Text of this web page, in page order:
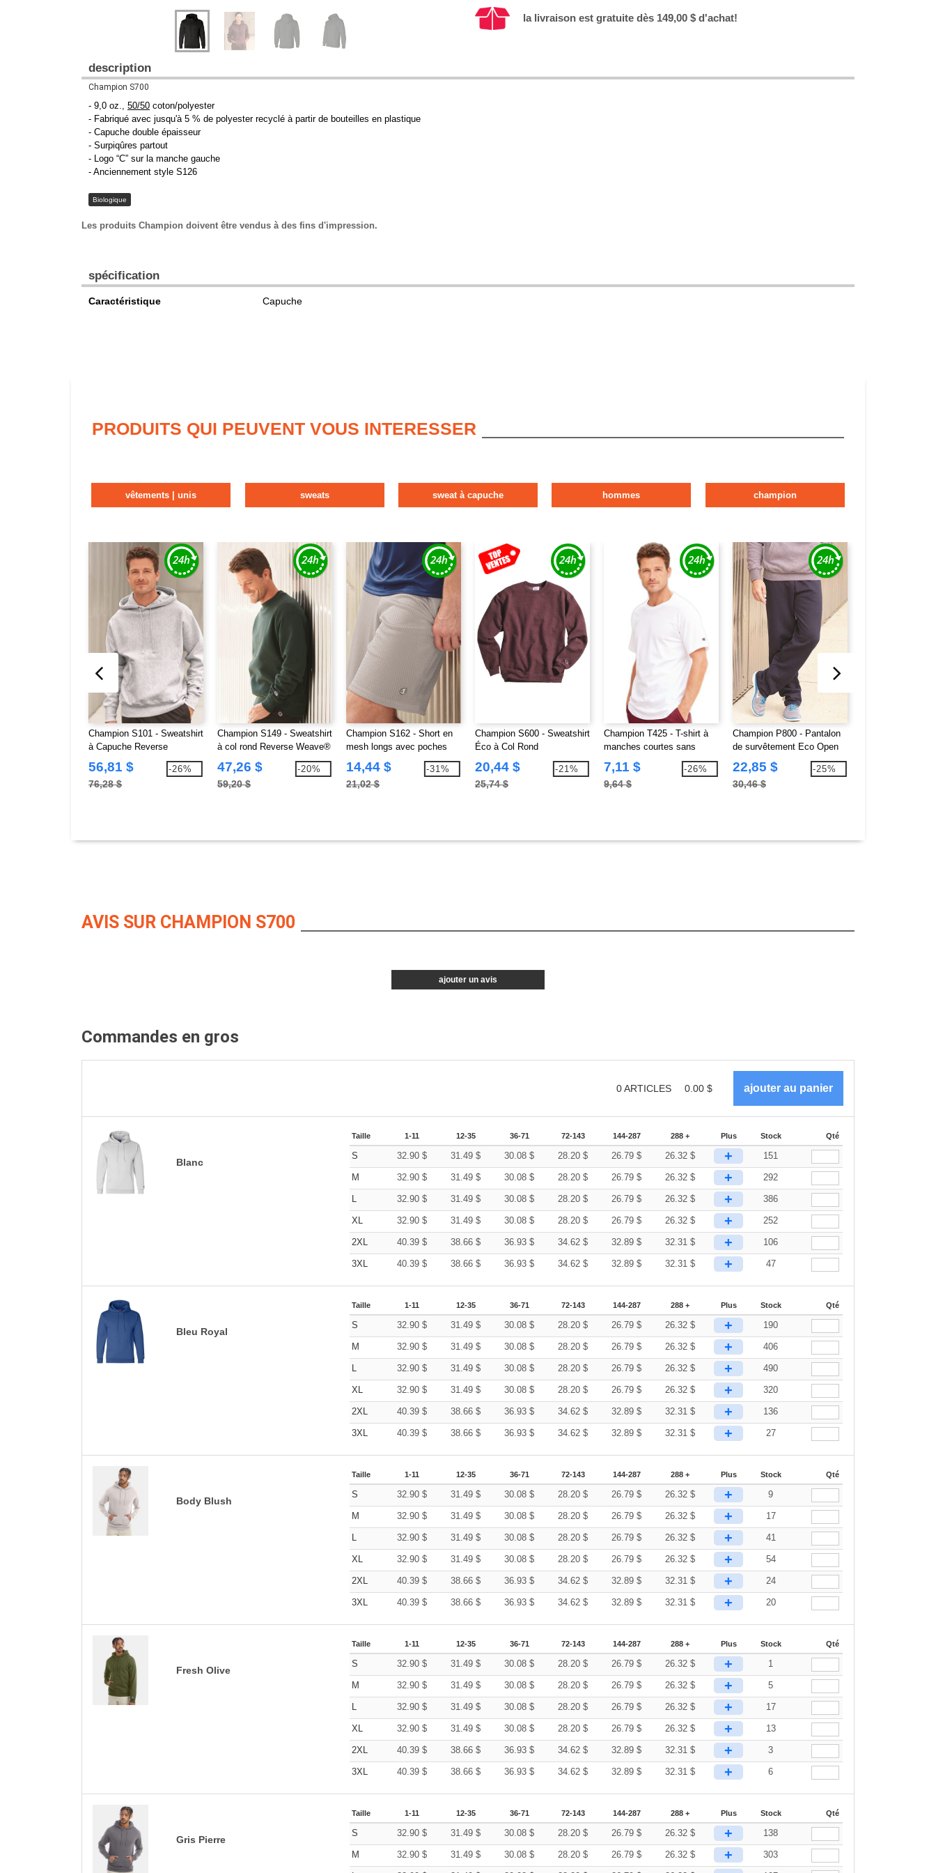
la livraison est gratuite dès 149,00 $ d'achat!
description
Champion S700
- 9,0 oz., 50/50 coton/polyester
- Fabriqué avec jusqu'à 5 % de polyester recyclé à partir de bouteilles en plastique
- Capuche double épaisseur
- Surpiqûres partout
- Logo “C” sur la manche gauche
- Anciennement style S126
Biologique
Les produits Champion doivent être vendus à des fins d'impression.
spécification
Caractéristique Capuche
PRODUITS QUI PEUVENT VOUS INTERESSER
vêtements | unis sweats sweat à capuche hommes champion
Champion S101 - Sweatshirt
à Capuche Reverse
Weave®
56,81 $
76,28 $
-26%
Champion S149 - Sweatshirt
à col rond Reverse Weave®
47,26 $
59,20 $
-20%
Champion S162 - Short en
mesh longs avec poches
14,44 $
21,02 $
-31%
Champion S600 - Sweatshirt
Éco à Col Rond
20,44 $
25,74 $
-21%
Champion T425 - T-shirt à
manches courtes sans
étiquette
7,11 $
9,64 $
-26%
Champion P800 - Pantalon
de survêtement Eco Open
Bottom avec poches
22,85 $
30,46 $
-25%
AVIS SUR CHAMPION S700
ajouter un avis
Commandes en gros
0ARTICLES 0.00 $
Blanc
Taille 1-11 12-35 36-71 72-143 144-287 288 + Plus Stock Qté
S 32.90$ 31.49$ 30.08$ 28.20$ 26.79$ 26.32$ + 151
M 32.90$ 31.49$ 30.08$ 28.20$ 26.79$ 26.32$ + 292
L 32.90$ 31.49$ 30.08$ 28.20$ 26.79$ 26.32$ + 386
XL 32.90$ 31.49$ 30.08$ 28.20$ 26.79$ 26.32$ + 252
2XL 40.39$ 38.66$ 36.93$ 34.62$ 32.89$ 32.31$ + 106
3XL 40.39$ 38.66$ 36.93$ 34.62$ 32.89$ 32.31$ + 47
Bleu Royal
Taille 1-11 12-35 36-71 72-143 144-287 288 + Plus Stock Qté
S 32.90$ 31.49$ 30.08$ 28.20$ 26.79$ 26.32$ + 190
M 32.90$ 31.49$ 30.08$ 28.20$ 26.79$ 26.32$ + 406
L 32.90$ 31.49$ 30.08$ 28.20$ 26.79$ 26.32$ + 490
XL 32.90$ 31.49$ 30.08$ 28.20$ 26.79$ 26.32$ + 320
2XL 40.39$ 38.66$ 36.93$ 34.62$ 32.89$ 32.31$ + 136
3XL 40.39$ 38.66$ 36.93$ 34.62$ 32.89$ 32.31$ + 27
Body Blush
Taille 1-11 12-35 36-71 72-143 144-287 288 + Plus Stock Qté
S 32.90$ 31.49$ 30.08$ 28.20$ 26.79$ 26.32$ + 9
M 32.90$ 31.49$ 30.08$ 28.20$ 26.79$ 26.32$ + 17
L 32.90$ 31.49$ 30.08$ 28.20$ 26.79$ 26.32$ + 41
XL 32.90$ 31.49$ 30.08$ 28.20$ 26.79$ 26.32$ + 54
2XL 40.39$ 38.66$ 36.93$ 34.62$ 32.89$ 32.31$ + 24
3XL 40.39$ 38.66$ 36.93$ 34.62$ 32.89$ 32.31$ + 20
Fresh Olive
Taille 1-11 12-35 36-71 72-143 144-287 288 + Plus Stock Qté
S 32.90$ 31.49$ 30.08$ 28.20$ 26.79$ 26.32$ + 1
M 32.90$ 31.49$ 30.08$ 28.20$ 26.79$ 26.32$ + 5
L 32.90$ 31.49$ 30.08$ 28.20$ 26.79$ 26.32$ + 17
XL 32.90$ 31.49$ 30.08$ 28.20$ 26.79$ 26.32$ + 13
2XL 40.39$ 38.66$ 36.93$ 34.62$ 32.89$ 32.31$ + 3
3XL 40.39$ 38.66$ 36.93$ 34.62$ 32.89$ 32.31$ + 6
Gris Pierre
Taille 1-11 12-35 36-71 72-143 144-287 288 + Plus Stock Qté
S 32.90$ 31.49$ 30.08$ 28.20$ 26.79$ 26.32$ + 138
M 32.90$ 31.49$ 30.08$ 28.20$ 26.79$ 26.32$ + 303